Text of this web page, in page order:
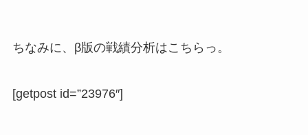
ちなみに、β版の戦績分析はこちらっ。
[getpost id=”23976″]